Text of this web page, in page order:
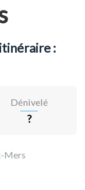
:
Dénivelé
?
Mers